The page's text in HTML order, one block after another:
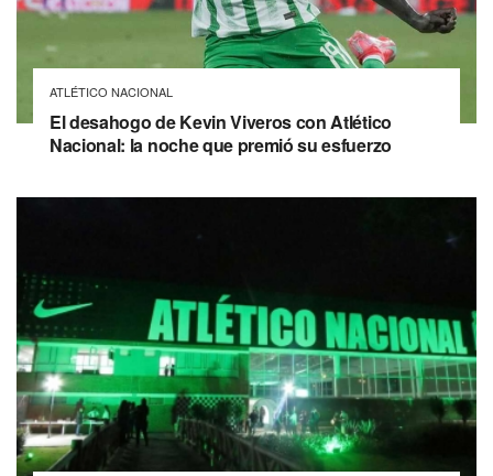
ATLÉTICO NACIONAL
El desahogo de Kevin Viveros con Atlético
Nacional: la noche que premió su esfuerzo